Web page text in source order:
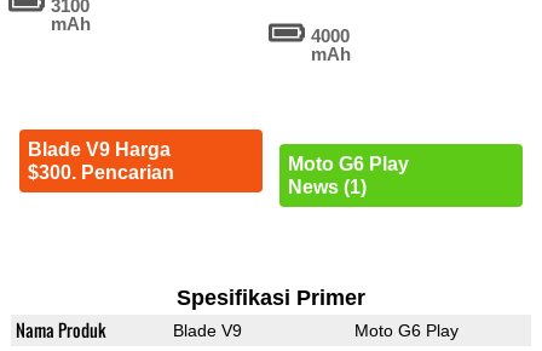
3100
mAh
Blade V9 Harga
$300. Pencarian
4000
mAh
Moto G6 Play
News (1)
Spesifikasi Primer
Nama Produk Blade V9 Moto G6 Play